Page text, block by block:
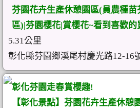
芬園花卉生產休憩園區(員農種苗
區)|芬園櫻花|賞櫻花~看到喜歡的
5.31公里
彰化縣芬園鄉溪尾村慶光路12-16
彰化芬園走春賞櫻趣!
【彰化景點】芬園花卉生產休憩